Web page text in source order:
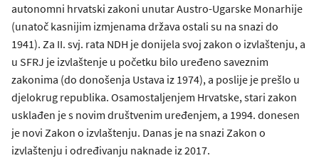
autonomni hrvatski zakoni unutar Austro-Ugarske Monarhije
(unatoč kasnijim izmjenama država ostali su na snazi do
1941). Za II. svj. rata NDH je donijela svoj zakon o izvlaštenju, a
u SFRJ je izvlaštenje u početku bilo uređeno saveznim
zakonima (do donošenja Ustava iz 1974), a poslije je prešlo u
djelokrug republika. Osamostaljenjem Hrvatske, stari zakon
usklađen je s novim društvenim uređenjem, a 1994. donesen
je novi Zakon o izvlaštenju. Danas je na snazi Zakon o
izvlaštenju i određivanju naknade iz 2017.